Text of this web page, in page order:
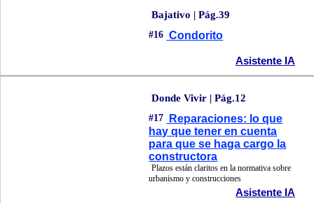
Bajativo | Pág.39
#16 Condorito
Asistente IA
Donde Vivir | Pág.12
#17
Reparaciones: lo que
hay que tener en cuenta
para que se haga cargo la
constructora
Plazos están claritos en la normativa sobre
urbanismo y construcciones
Asistente IA